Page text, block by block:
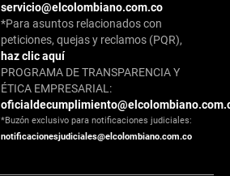
servicio@elcolombiano.com.co
*Para asuntos relacionados con
peticiones, quejas y reclamos (PQR),
haz clic aquí
PROGRAMA DE TRANSPARENCIA Y
ÉTICA EMPRESARIAL:
*Buzón exclusivo para notificaciones judiciales:
notificacionesjudiciales@elcolombiano.com.co